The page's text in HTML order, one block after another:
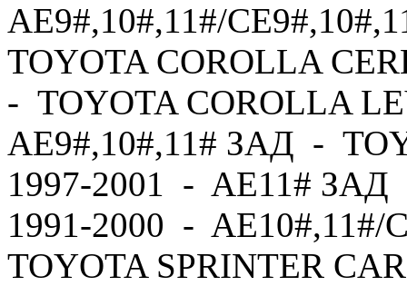
AE9#,10#,11#/
TOYOTA COROLLA
- TOYOTA COROLLA
AE9#,10#,11# ЗАД -
1997-2001 - AE11#
1991-2000 - AE10#,11#/
TOYOTA SPRINTER